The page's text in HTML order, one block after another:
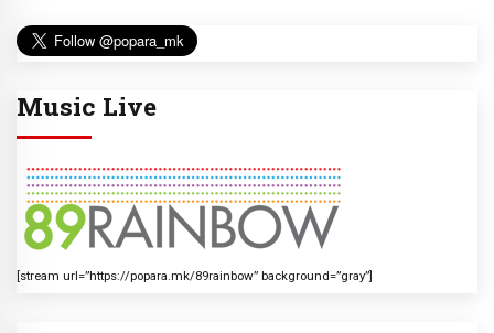
Music Live
[stream url=”https://popara.mk/89rainbow” background=”gray”]